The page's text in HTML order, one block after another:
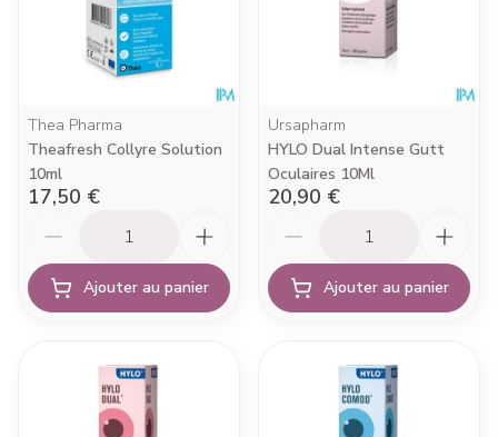
Thea Pharma
Theafresh Collyre Solution
10ml
17,50 €
Ajouter au panier
Ursapharm
HYLO Dual Intense Gutt
Oculaires 10Ml
20,90 €
Ajouter au panier